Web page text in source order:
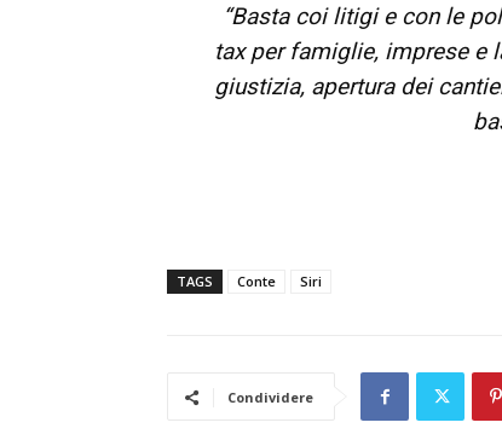
“Basta coi litigi e con le
tax per famiglie, imprese e
giustizia, apertura dei
TAGS Conte Siri
Condividere